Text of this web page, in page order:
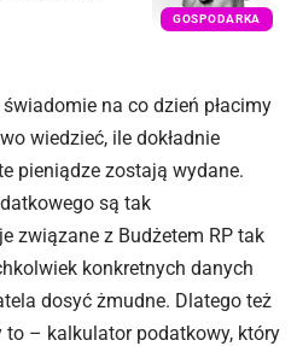
GOSPODARKA
na co dzień płacimy
wiedzieć, ile dokładnie
pieniądze zostają wydane.
są tak
związane z Budżetem RP tak
konkretnych danych
dosyć żmudne. Dlatego też
to – kalkulator podatkowy, który